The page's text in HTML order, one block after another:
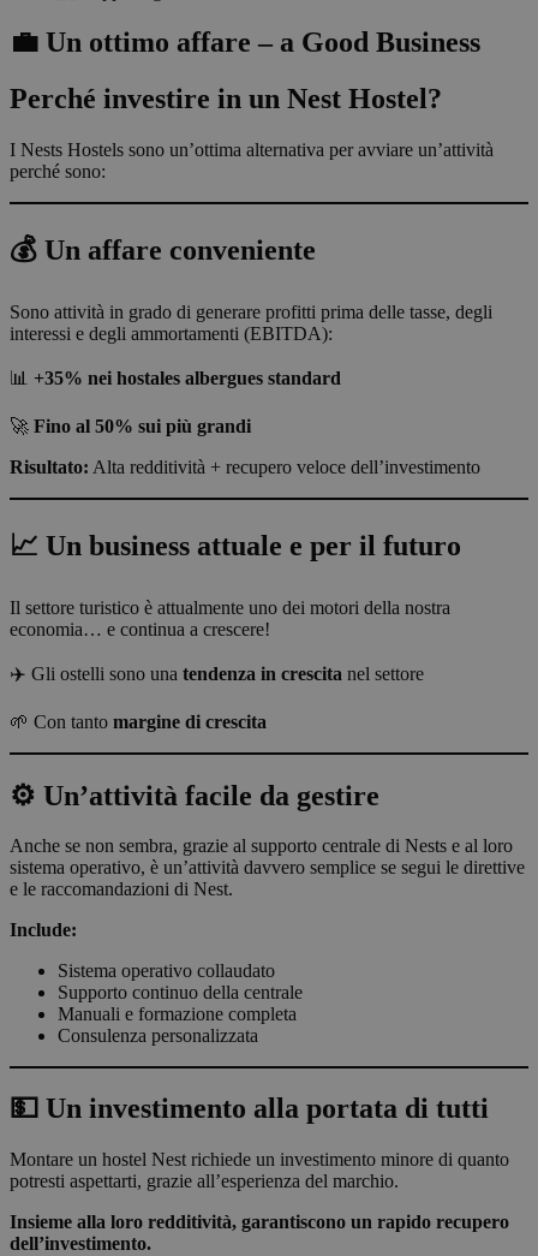
💼 Un ottimo affare – a Good Business
Perché investire in un Nest Hostel?
I Nests Hostels sono un’ottima alternativa per avviare un’attività
perché sono:
💰 Un affare conveniente
Sono attività in grado di generare profitti prima delle tasse, degli
interessi e degli ammortamenti (EBITDA):
📊 +35% nei hostales albergues standard
🚀 Fino al 50% sui più grandi
Risultato: Alta redditività + recupero veloce dell’investimento
📈 Un business attuale e per il futuro
Il settore turistico è attualmente uno dei motori della nostra
economia… e continua a crescere!
✈️ Gli ostelli sono una tendenza in crescita nel settore
🌱 Con tanto margine di crescita
⚙️ Un’attività facile da gestire
Anche se non sembra, grazie al supporto centrale di Nests e al loro
sistema operativo, è un’attività davvero semplice se segui le direttive
e le raccomandazioni di Nest.
Include:
Sistema operativo collaudato
Supporto continuo della centrale
Manuali e formazione completa
Consulenza personalizzata
💵 Un investimento alla portata di tutti
Montare un hostel Nest richiede un investimento minore di quanto
potresti aspettarti, grazie all’esperienza del marchio.
Insieme alla loro redditività, garantiscono un rapido recupero
dell’investimento.